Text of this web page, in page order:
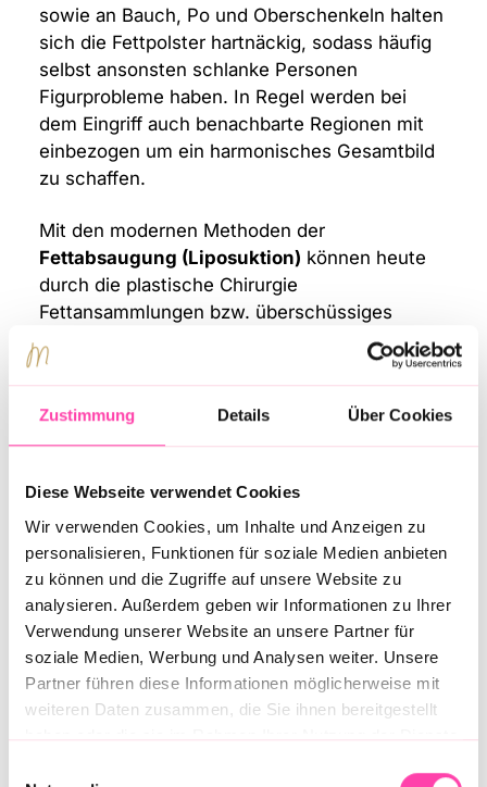
Zustimmung Details Über Cookies
Diese Webseite verwendet Cookies
Wir verwenden Cookies, um Inhalte und Anzeigen zu
personalisieren, Funktionen für soziale Medien anbieten
zu können und die Zugriffe auf unsere Website zu
analysieren. Außerdem geben wir Informationen zu Ihrer
Verwendung unserer Website an unsere Partner für
soziale Medien, Werbung und Analysen weiter. Unsere
Partner führen diese Informationen möglicherweise mit
weiteren Daten zusammen, die Sie ihnen bereitgestellt
sowie an Bauch, Po und Oberschenkeln halten
sich die Fettpolster hartnäckig, sodass häufig
selbst ansonsten schlanke Personen
Figurprobleme haben. In Regel werden bei
dem Eingriff auch benachbarte Regionen mit
einbezogen um ein harmonisches Gesamtbild
zu schaffen.
Mit den modernen Methoden der
Fettabsaugung (Liposuktion) können heute
durch die plastische Chirurgie
Fettansammlungen bzw. überschüssiges
Körperpartien schonend und dauerhaft
beseitigt werden. Dabei wird in der Regel die
sogenannte Tumeszenztechnik eingesetzt.
Hierbei wird durch das Einspritzen einer
Fettzellen werden im Körper gelockert und
anschließend abgesaugt. Das Ergebnis der
Fettabsaugungist eine dauerhaft schlankere
Körpersilhouette.
Eine dauerhaft